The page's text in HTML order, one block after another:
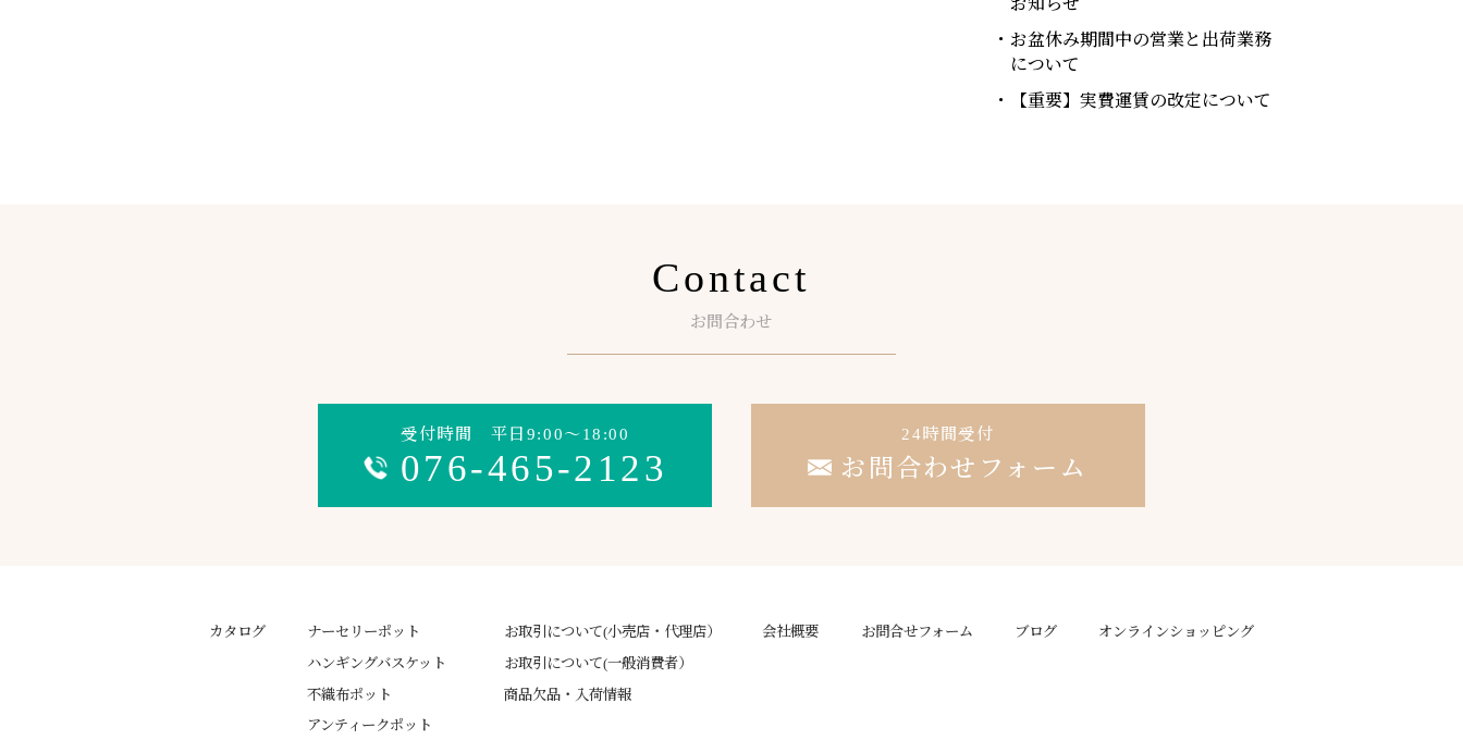
お知らせ
お盆休み期間中の営業と出荷業務
について
【重要】実費運賃の改定について
Contact
お問合わせ
受付時間 平日9:00～18:00
076-465-2123
24時間受付
お問合わせ フォーム
カタログ
ナーセリーポット
ハンギングバスケット
不織布ポット
アンティークポット
お取引について(小売店・代理店）
お取引について(一般消費者）
商品欠品・入荷情報
会社概要 お問合せフォーム ブログ オンラインショッピング